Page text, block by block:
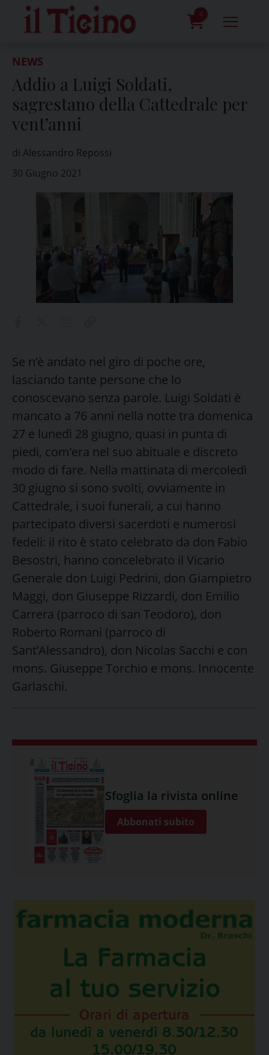
content
0
NEWS
Addio a Luigi Soldati,
sagrestano della Cattedrale per
vent’anni
di Alessandro Repossi
30 Giugno 2021
Se n’è andato nel giro di poche ore,
lasciando tante persone che lo
conoscevano senza parole. Luigi Soldati è
mancato a 76 anni nella notte tra domenica
27 e lunedì 28 giugno, quasi in punta di
piedi, com’era nel suo abituale e discreto
modo di fare. Nella mattinata di mercoledì
30 giugno si sono svolti, ovviamente in
Cattedrale, i suoi funerali, a cui hanno
partecipato diversi sacerdoti e numerosi
fedeli: il rito è stato celebrato da don Fabio
Besostri, hanno concelebrato il Vicario
Generale don Luigi Pedrini, don Giampietro
Maggi, don Giuseppe Rizzardi, don Emilio
Carrera (parroco di san Teodoro), don
Roberto Romani (parroco di
Sant’Alessandro), don Nicolas Sacchi e con
mons. Giuseppe Torchio e mons. Innocente
Garlaschi.
Sfoglia la rivista online
Abbonati subito